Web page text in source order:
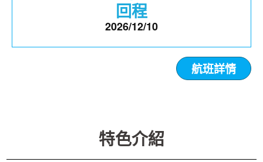
回程
2026/12/10
航班詳情
特色介紹